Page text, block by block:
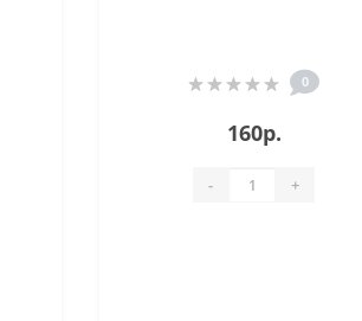
0
160р.
- +